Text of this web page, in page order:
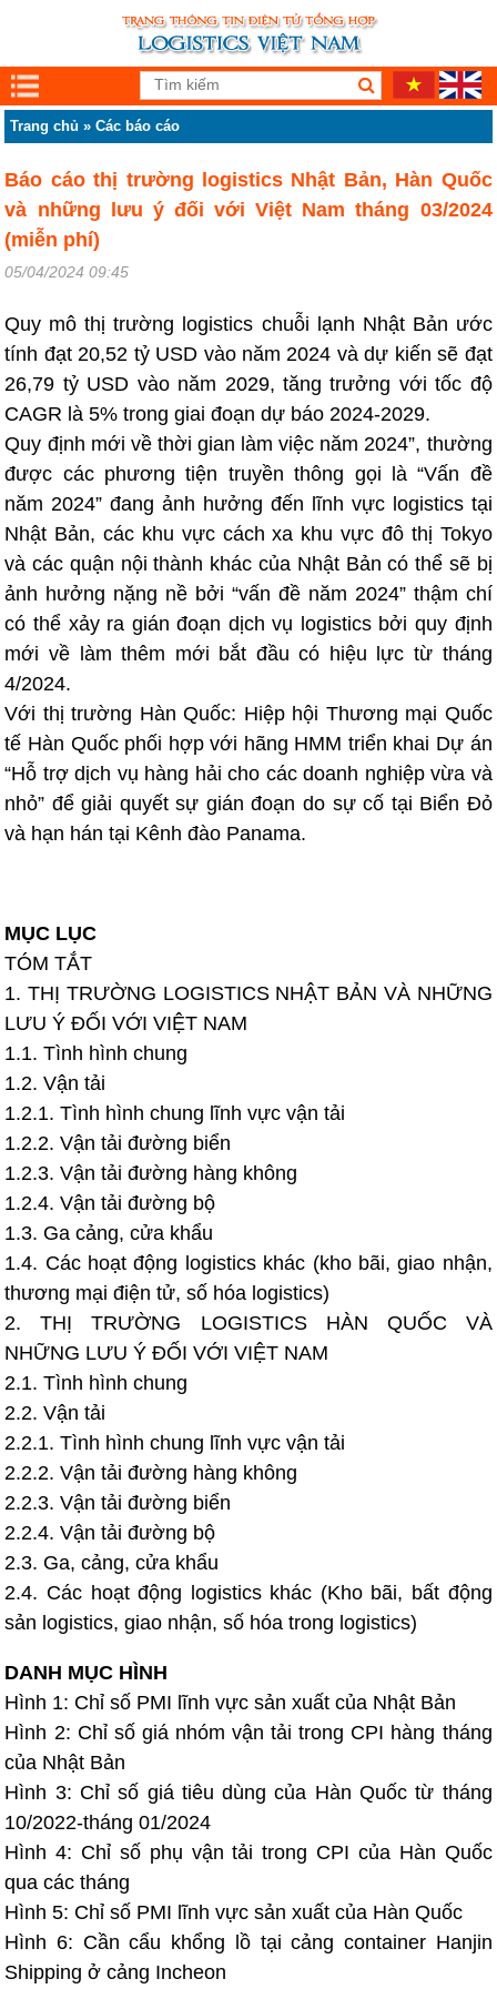
Trang chủ »Các báo cáo
Báo cáo thị trường logistics Nhật Bản, Hàn Quốc
và những lưu ý đối với Việt Nam tháng 03/2024
(miễn phí)
05/04/2024 09:45
Quy mô thị trường logistics chuỗi lạnh Nhật Bản ước
tính đạt 20,52 tỷ USD vào năm 2024 và dự kiến sẽ đạt
26,79 tỷ USD vào năm 2029, tăng trưởng với tốc độ
CAGR là 5% trong giai đoạn dự báo 2024-2029.
Quy định mới về thời gian làm việc năm 2024”, thường
được các phương tiện truyền thông gọi là “Vấn đề
năm 2024” đang ảnh hưởng đến lĩnh vực logistics tại
Nhật Bản, các khu vực cách xa khu vực đô thị Tokyo
và các quận nội thành khác của Nhật Bản có thể sẽ bị
ảnh hưởng nặng nề bởi “vấn đề năm 2024” thậm chí
có thể xảy ra gián đoạn dịch vụ logistics bởi quy định
mới về làm thêm mới bắt đầu có hiệu lực từ tháng
4/2024.
Với thị trường Hàn Quốc: Hiệp hội Thương mại Quốc
tế Hàn Quốc phối hợp với hãng HMM triển khai Dự án
“Hỗ trợ dịch vụ hàng hải cho các doanh nghiệp vừa và
nhỏ” để giải quyết sự gián đoạn do sự cố tại Biển Đỏ
và hạn hán tại Kênh đào Panama.
MỤC LỤC
TÓM TẮT
1. THỊ TRƯỜNG LOGISTICS NHẬT BẢN VÀ NHỮNG
LƯU Ý ĐỐI VỚI VIỆT NAM
1.1. Tình hình chung
1.2. Vận tải
1.2.1. Tình hình chung lĩnh vực vận tải
1.2.2. Vận tải đường biển
1.2.3. Vận tải đường hàng không
1.2.4. Vận tải đường bộ
1.3. Ga cảng, cửa khẩu
1.4. Các hoạt động logistics khác (kho bãi, giao nhận,
thương mại điện tử, số hóa logistics)
2. THỊ TRƯỜNG LOGISTICS HÀN QUỐC VÀ
NHỮNG LƯU Ý ĐỐI VỚI VIỆT NAM
2.1. Tình hình chung
2.2. Vận tải
2.2.1. Tình hình chung lĩnh vực vận tải
2.2.2. Vận tải đường hàng không
2.2.3. Vận tải đường biển
2.2.4. Vận tải đường bộ
2.3. Ga, cảng, cửa khẩu
2.4. Các hoạt động logistics khác (Kho bãi, bất động
sản logistics, giao nhận, số hóa trong logistics)
DANH MỤC HÌNH
Hình 1: Chỉ số PMI lĩnh vực sản xuất của Nhật Bản
Hình 2: Chỉ số giá nhóm vận tải trong CPI hàng tháng
của Nhật Bản
Hình 3: Chỉ số giá tiêu dùng của Hàn Quốc từ tháng
10/2022-tháng 01/2024
Hình 4: Chỉ số phụ vận tải trong CPI của Hàn Quốc
qua các tháng
Hình 5: Chỉ số PMI lĩnh vực sản xuất của Hàn Quốc
Hình 6: Cần cẩu khổng lồ tại cảng container Hanjin
Shipping ở cảng Incheon